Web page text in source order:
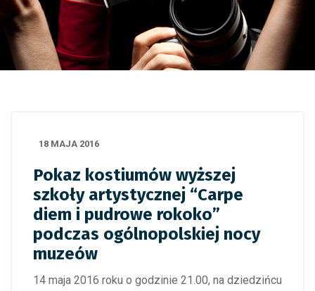
18 MAJA 2016
Pokaz kostiumów wyższej
szkoły artystycznej “Carpe
diem i pudrowe rokoko”
podczas ogólnopolskiej nocy
muzeów
14 maja 2016 roku o godzinie 21.00, na dziedzińcu